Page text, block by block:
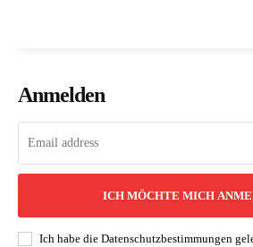
Anmelden
ICH MÖCHTE MICH
Ich habe die Datenschutzbestimmungen